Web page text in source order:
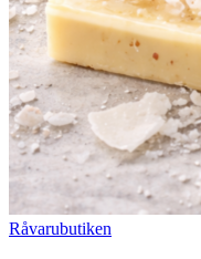
Råvarubutiken